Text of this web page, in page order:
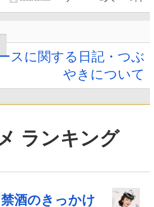
スに関する日記・つぶ
やきについて
ランキング
酒のきっかけ